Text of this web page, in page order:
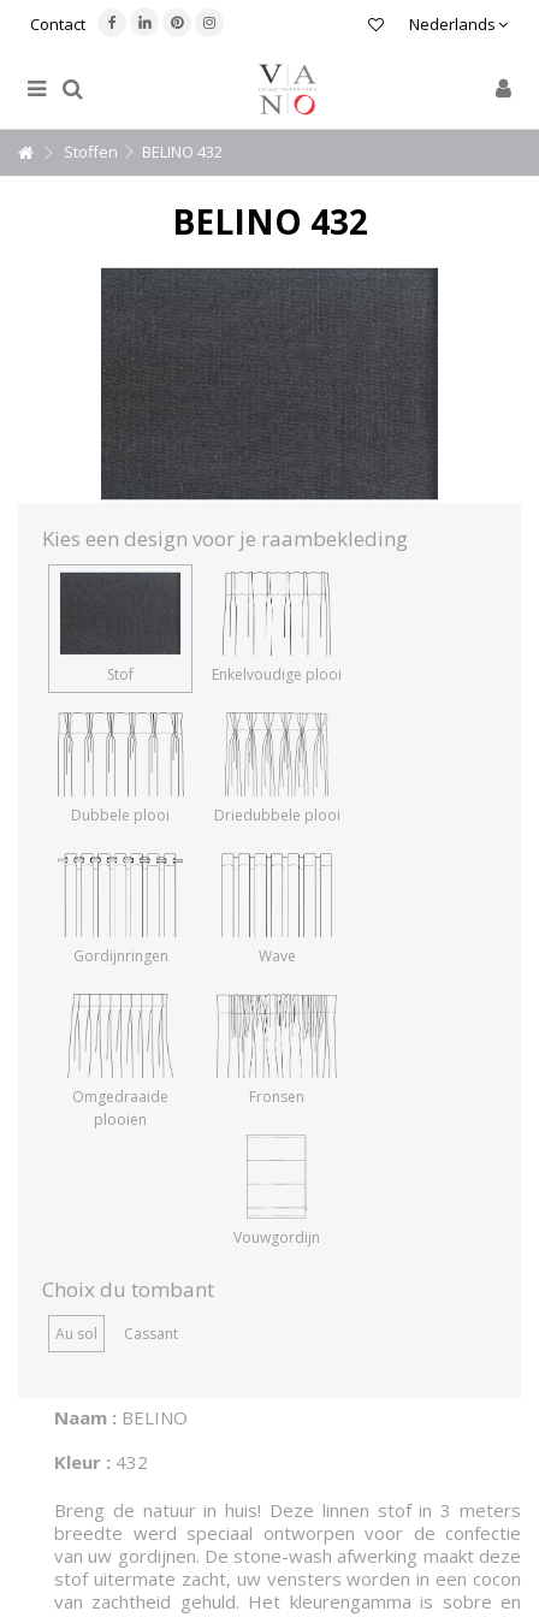
Nederlands
Contact
Stoffen BELINO 432
BELINO 432
Kies een design voor je raambekleding
Stof Enkelvoudige plooi
Dubbele plooi Driedubbele plooi
Gordijnringen Wave
Omgedraaide
plooien
Fronsen
Vouwgordijn
Choix du tombant
Au sol Cassant
Naam : BELINO
Kleur : 432
Breng de natuur in huis! Deze linnen stof in 3 meters
breedte werd speciaal ontworpen voor de confectie
van uw gordijnen. De stone-wash afwerking maakt deze
stof uitermate zacht, uw vensters worden in een cocon
van zachtheid gehuld. Het kleurengamma is sobre en